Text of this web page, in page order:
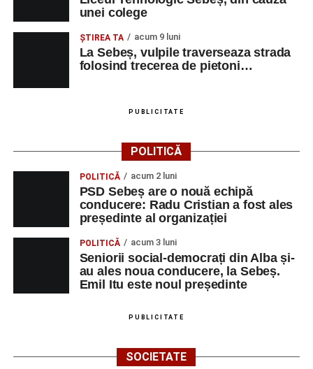
unei colege
ŞTIREA TA acum 9 luni
La Sebeș, vulpile traverseaza strada
folosind trecerea de pietoni…
PUBLICITATE
POLITICĂ
POLITICĂ acum 2 luni
PSD Sebeș are o nouă echipă
conducere: Radu Cristian a fost ales
președinte al organizației
POLITICĂ acum 3 luni
Seniorii social-democrați din Alba și-
au ales noua conducere, la Sebeș.
Emil Itu este noul președinte
PUBLICITATE
SOCIETATE